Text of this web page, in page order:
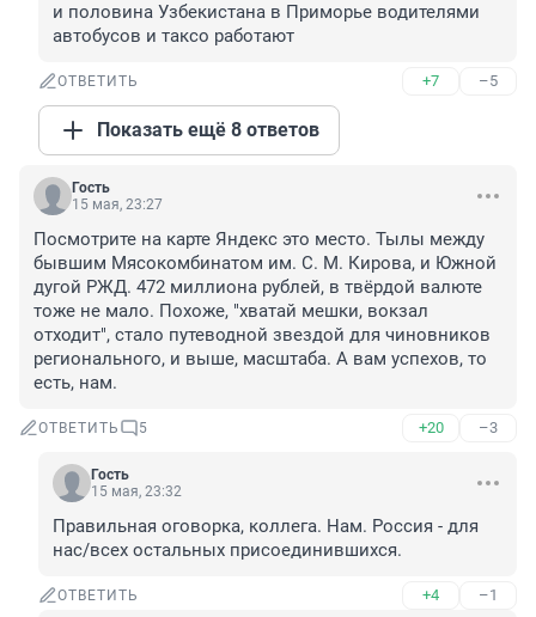
и половина Узбекистана в Приморье водителями
автобусов и таксо работают
ОТВЕТИТЬ +7 –5
Показать ещё 8 ответов
Гость
15 мая, 23:27
Посмотрите на карте Яндекс это место. Тылы между
бывшим Мясокомбинатом им. С. М. Кирова, и Южной
дугой РЖД. 472 миллиона рублей, в твёрдой валюте
тоже не мало. Похоже, "хватай мешки, вокзал
отходит", стало путеводной звездой для чиновников
регионального, и выше, масштаба. А вам успехов, то
есть, нам.
ОТВЕТИТЬ 5 +20 –3
Гость
15 мая, 23:32
Правильная оговорка, коллега. Нам. Россия - для
нас/всех остальных присоединившихся.
ОТВЕТИТЬ +4 –1